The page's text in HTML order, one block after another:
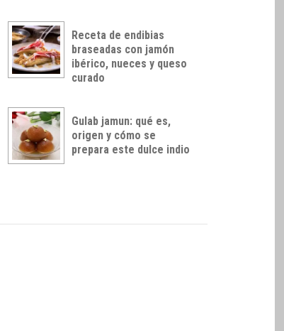
Receta de endibias
braseadas con jamón
ibérico, nueces y queso
curado
Gulab jamun: qué es,
origen y cómo se
prepara este dulce indio